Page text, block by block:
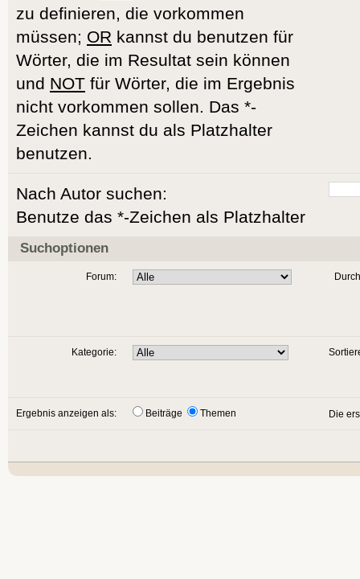
zu definieren, die vorkommen
müssen; OR kannst du benutzen für
Wörter, die im Resultat sein können
und NOT für Wörter, die im Ergebnis
nicht vorkommen sollen. Das *-
Zeichen kannst du als Platzhalter
benutzen.
Nach Autor suchen:
Benutze das *-Zeichen als Platzhalter
Suchoptionen
Forum:
Kategorie:
Ergebnis anzeigen als: Beiträge Themen Die